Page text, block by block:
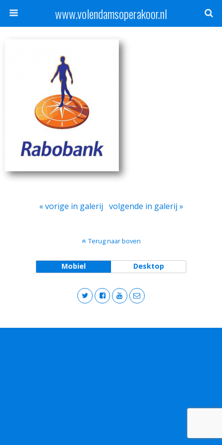
www.volendamsoperakoor.nl
« vorige in galerij volgende in galerij »
Terug naar boven
Mobiel Desktop